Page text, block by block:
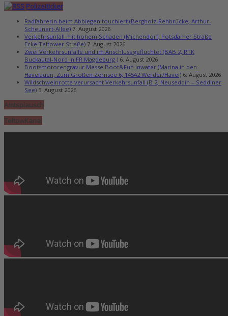
Polizeiticker
Radfahrerin beim Abbiegen touchiert (Bergholz-Rehbrücke, Arthur-
Scheunert-Allee) 7. August 2026
Verkehrsunfall mit hohem Schaden (Michendorf, Potsdamer Straße
Ecke Teltower Straße) 7. August 2026
Zwei Verkehrsunfälle und im Anschluss geflüchtet (BAB 2, RTK
Buckautal-Nord in FR Magdeburg ) 6. August 2026
Bootsmotorengravur Messe Boot&Fun inwater (Marina in den
Havelauen, Zum Großen Zernsee 6, 14542 Werder/Havel) 6. August 2026
Wildschweinrotte verursacht Verkehrsunfall (B 2, Neuseddin – Seddiner
See) 5. August 2026
Amtsplausch
TeltowKanal